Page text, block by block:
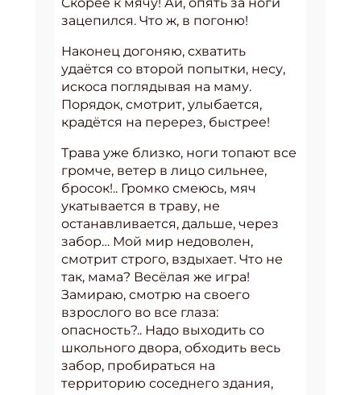
зацепился. Что ж, в погоню!
Наконец догоняю, схватить
удаётся со второй попытки, несу,
искоса поглядывая на маму.
Порядок, смотрит, улыбается,
крадётся на перерез, быстрее!
Трава уже близко, ноги топают все
громче, ветер в лицо сильнее,
бросок!.. Громко смеюсь, мяч
укатывается в траву, не
останавливается, дальше, через
забор… Мой мир недоволен,
смотрит строго, вздыхает. Что не
так, мама? Весёлая же игра!
Замираю, смотрю на своего
взрослого во все глаза:
опасность?.. Надо выходить со
школьного двора, обходить весь
забор, пробираться на
территорию соседнего здания,